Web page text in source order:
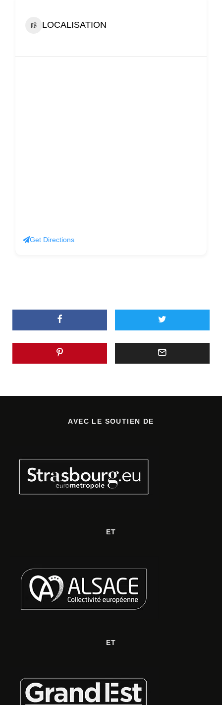
LOCALISATION
Get Directions
AVEC LE SOUTIEN DE
ET
ET